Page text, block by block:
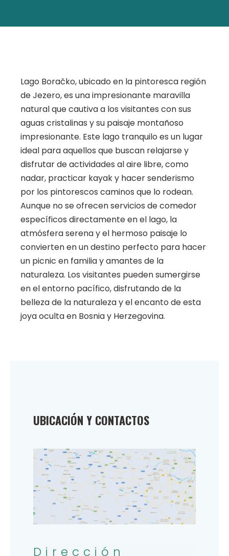
Lago Boračko, ubicado en la pintoresca región
de Jezero, es una impresionante maravilla
natural que cautiva a los visitantes con sus
aguas cristalinas y su paisaje montañoso
impresionante. Este lago tranquilo es un lugar
ideal para aquellos que buscan relajarse y
disfrutar de actividades al aire libre, como
nadar, practicar kayak y hacer senderismo
por los pintorescos caminos que lo rodean.
Aunque no se ofrecen servicios de comedor
específicos directamente en el lago, la
atmósfera serena y el hermoso paisaje lo
convierten en un destino perfecto para hacer
un picnic en familia y amantes de la
naturaleza. Los visitantes pueden sumergirse
en el entorno pacífico, disfrutando de la
belleza de la naturaleza y el encanto de esta
joya oculta en Bosnia y Herzegovina.
UBICACIÓN Y CONTACTOS
Dirección